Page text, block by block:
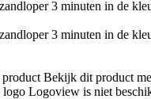
Bekijk dit product
logo Logoview is niet